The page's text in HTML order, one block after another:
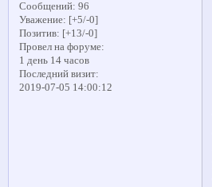
Сообщений: 96
Уважение: [+5/-0]
Позитив: [+13/-0]
Провел на форуме:
1 день 14 часов
Последний визит:
2019-07-05 14:00:12